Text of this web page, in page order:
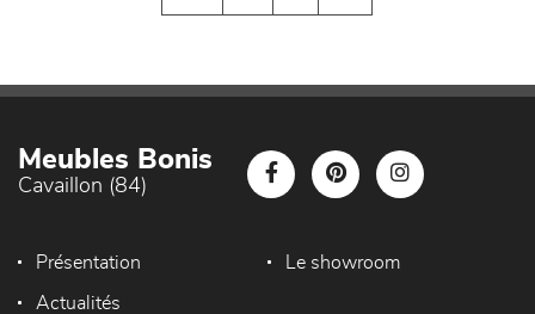
Meubles Bonis
Cavaillon (84)
Présentation Le showroom
Actualités